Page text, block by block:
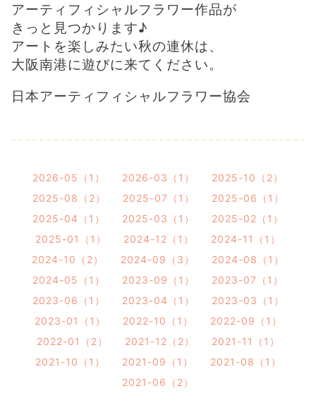
アーティフィシャルフラワー作品が
きっと見つかります♪
アートを楽しみたい秋の連休は、
大阪南港に遊びに来てください。
日本アーティフィシャルフラワー協会
2026-05（1） 2026-03（1）
2025-10（2）
2025-08（2）
2025-07（1）
2025-06（1）
2025-04（1）
2025-03（1）
2025-02（1）
2025-01（1）
2024-12（1）
2024-11（1）
2024-10（2）
2024-09（3）
2024-08（1）
2024-05（1）
2023-09（1）
2023-07（1）
2023-06（1）
2023-04（1）
2023-03（1）
2023-01（1）
2022-10（1）
2022-09（1）
2022-01（2）
2021-12（2）
2021-11（1）
2021-10（1）
2021-09（1）
2021-08（1）
2021-06（2）